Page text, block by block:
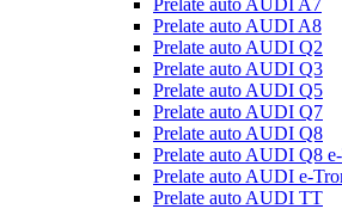
Prelate auto AUDI A7
Prelate auto AUDI A8
Prelate auto AUDI Q2
Prelate auto AUDI Q3
Prelate auto AUDI Q5
Prelate auto AUDI Q7
Prelate auto AUDI Q8
Prelate auto AUDI Q8
Prelate auto AUDI e-
Prelate auto AUDI TT